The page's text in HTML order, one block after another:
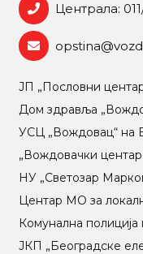
Централа:
ЈП „Пословни
Дом здравља
УСЦ „Вождовац“ на
„Вождовачки
НУ „Светозар
Центар МO за
Комунална
ЈКП „Београдске